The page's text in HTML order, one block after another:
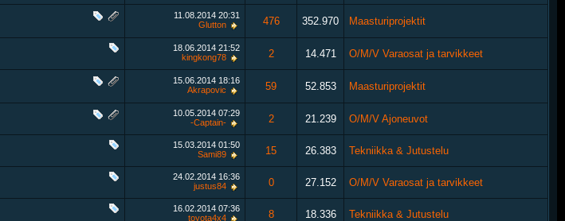
11.08.2014 20:31
Glutton
476 352.970 Maasturiprojektit
18.06.2014 21:52
kingkong78
2 14.471 O/M/V Varaosat ja tarvikkeet
15.06.2014 18:16
Akrapovic
59 52.853 Maasturiprojektit
10.05.2014 07:29
-Captain-
2 21.239 O/M/V Ajoneuvot
15.03.2014 01:50
Sami89
15 26.383 Tekniikka & Jutustelu
24.02.2014 16:36
justus84
0 27.152 O/M/V Varaosat ja tarvikkeet
16.02.2014 07:36
toyota4x4
8 18.336 Tekniikka & Jutustelu